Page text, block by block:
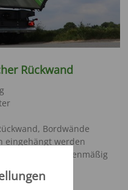
Rückwand
Bordwände
eingehängt werden
& 1. Aufsatz serienmäßig
werden